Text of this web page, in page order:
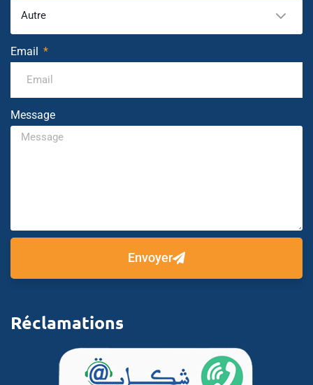
Autre
Email
Message
Envoyer
Réclamations